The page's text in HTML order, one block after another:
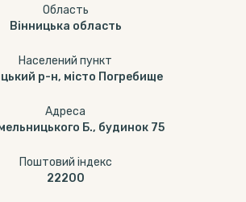
Область
Вінницька область
Населений пункт
р-н, місто Погребище
Адреса
Б., будинок 75
Поштовий індекс
22200